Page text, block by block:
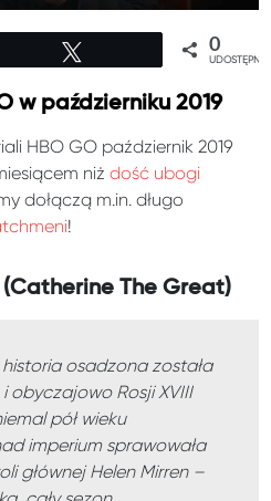
0
w październiku 2019
HBO GO październik 2019
niżdość ubogi
dołączą m.in. długo
!
The Great)
historia osadzona została
obyczajowo Rosji XVIII
pół wieku
imperium sprawowała
głównej Helen Mirren –